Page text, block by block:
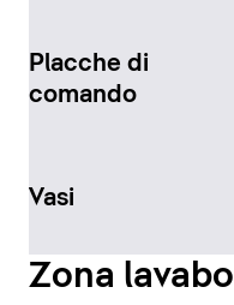
Placche di
comando
Vasi
Zona lavabo